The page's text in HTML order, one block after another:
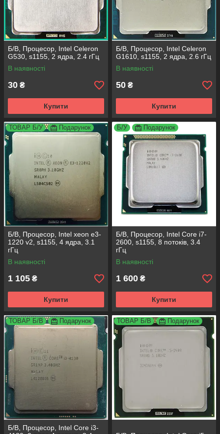
Б/В, Процесор, Intel Celeron
G530, s1155, 2 ядра, 2.4 гГц
В наявності
30 ₴
Купити
Б/В, Процесор, Intel Celeron
G1610, s1155, 2 ядра, 2.6 гГц
В наявності
50 ₴
Купити
ТОВАР Б/У Подарунок
Б/В, Процесор, Intel xeon e3-
1220 v2, s1155, 4 ядра, 3.1
гГц
В наявності
1 105 ₴
Купити
Б/У Подарунок
Б/В, Процесор, Intel Core i7-
2600, s1155, 8 потоків, 3.4
гГц
В наявності
1 600 ₴
Купити
ТОВАР Б/В Подарунок
Б/В, Процесор, Intel Core i3-
ТОВАР Б/В Подарунок